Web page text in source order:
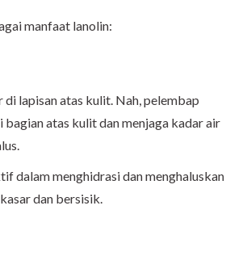
manfaat lanolin:
lapisan atas kulit. Nah, pelembap
atas kulit dan menjaga kadar air
dalam menghidrasi dan menghaluskan
dan bersisik.